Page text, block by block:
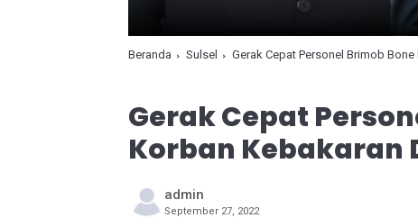
Beranda Sulsel Gerak Cepat Personel Brimob
Gerak Cepat
Korban Kebakaran
admin
September 27, 2022